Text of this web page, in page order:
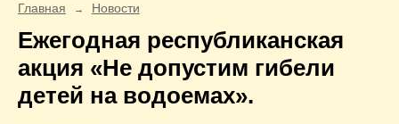
Главная → Новости
Ежегодная республиканская
акция «Не допустим гибели
детей на водоемах».